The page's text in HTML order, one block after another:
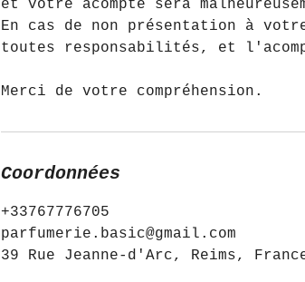
et votre acompte sera
En cas de non présentation à
toutes responsabilités, et
Merci de votre compréhension.
Coordonnées
+33767776705
parfumerie.basic@gmail.com
39 Rue Jeanne-d'Arc, Reims,